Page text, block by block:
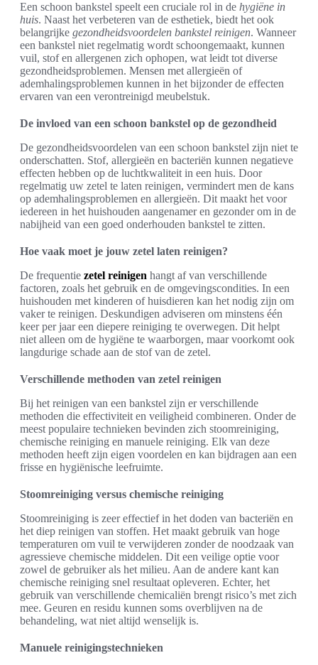
Een schoon bankstel speelt een cruciale rol in de hygiëne in
huis. Naast het verbeteren van de esthetiek, biedt het ook
belangrijke gezondheidsvoordelen bankstel reinigen. Wanneer
een bankstel niet regelmatig wordt schoongemaakt, kunnen
vuil, stof en allergenen zich ophopen, wat leidt tot diverse
gezondheidsproblemen. Mensen met allergieën of
ademhalingsproblemen kunnen in het bijzonder de effecten
ervaren van een verontreinigd meubelstuk.
De invloed van een schoon bankstel op de gezondheid
De gezondheidsvoordelen van een schoon bankstel zijn niet te
onderschatten. Stof, allergieën en bacteriën kunnen negatieve
effecten hebben op de luchtkwaliteit in een huis. Door
regelmatig uw zetel te laten reinigen, vermindert men de kans
op ademhalingsproblemen en allergieën. Dit maakt het voor
iedereen in het huishouden aangenamer en gezonder om in de
nabijheid van een goed onderhouden bankstel te zitten.
Hoe vaak moet je jouw zetel laten reinigen?
De frequentie zetel reinigen hangt af van verschillende
factoren, zoals het gebruik en de omgevingscondities. In een
huishouden met kinderen of huisdieren kan het nodig zijn om
vaker te reinigen. Deskundigen adviseren om minstens één
keer per jaar een diepere reiniging te overwegen. Dit helpt
niet alleen om de hygiëne te waarborgen, maar voorkomt ook
langdurige schade aan de stof van de zetel.
Verschillende methoden van zetel reinigen
Bij het reinigen van een bankstel zijn er verschillende
methoden die effectiviteit en veiligheid combineren. Onder de
meest populaire technieken bevinden zich stoomreiniging,
chemische reiniging en manuele reiniging. Elk van deze
methoden heeft zijn eigen voordelen en kan bijdragen aan een
frisse en hygiënische leefruimte.
Stoomreiniging versus chemische reiniging
Stoomreiniging is zeer effectief in het doden van bacteriën en
het diep reinigen van stoffen. Het maakt gebruik van hoge
temperaturen om vuil te verwijderen zonder de noodzaak van
agressieve chemische middelen. Dit een veilige optie voor
zowel de gebruiker als het milieu. Aan de andere kant kan
chemische reiniging snel resultaat opleveren. Echter, het
gebruik van verschillende chemicaliën brengt risico’s met zich
mee. Geuren en residu kunnen soms overblijven na de
behandeling, wat niet altijd wenselijk is.
Manuele reinigingstechnieken